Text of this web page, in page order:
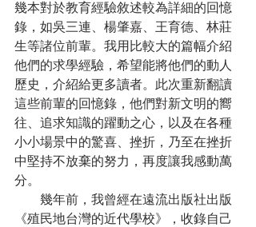
幾本對於教育經驗敘述較為詳細的回憶
錄，如吳三連、楊肇嘉、王育德、林莊
生等諸位前輩。我用比較大的篇幅介紹
他們的求學經驗，希望能將他們的動人
歷史，介紹給更多讀者。此次重新翻讀
這些前輩的回憶錄，他們對新文明的嚮
往、追求知識的躍動之心，以及在各種
小小場景中的驚喜、挫折，乃至在挫折
中堅持不放棄的努力，再度讓我感動萬
分。
幾年前，我曾經在遠流出版社出版
《殖民地台灣的近代學校》，收錄自己